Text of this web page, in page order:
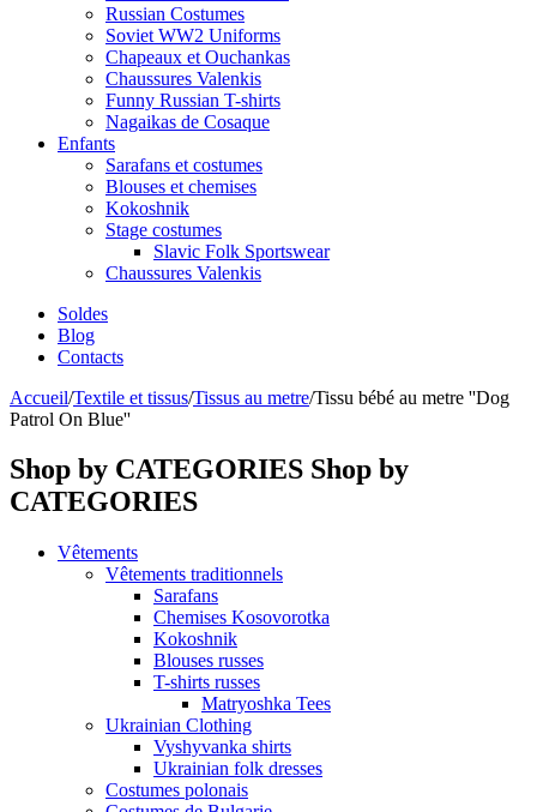
Russian Costumes
Soviet WW2 Uniforms
Chapeaux et Ouchankas
Chaussures Valenkis
Funny Russian T-shirts
Nagaikas de Cosaque
Enfants
Sarafans et costumes
Blouses et chemises
Kokoshnik
Stage costumes
Slavic Folk Sportswear
Chaussures Valenkis
Soldes
Blog
Contacts
Accueil/Textile et tissus/Tissus au metre/Tissu bébé au metre ''Dog
Patrol On Blue''
Shop by CATEGORIES Shop by
CATEGORIES
Vêtements
Vêtements traditionnels
Sarafans
Chemises Kosovorotka
Kokoshnik
Blouses russes
T-shirts russes
Matryoshka Tees
Ukrainian Clothing
Vyshyvanka shirts
Ukrainian folk dresses
Costumes polonais